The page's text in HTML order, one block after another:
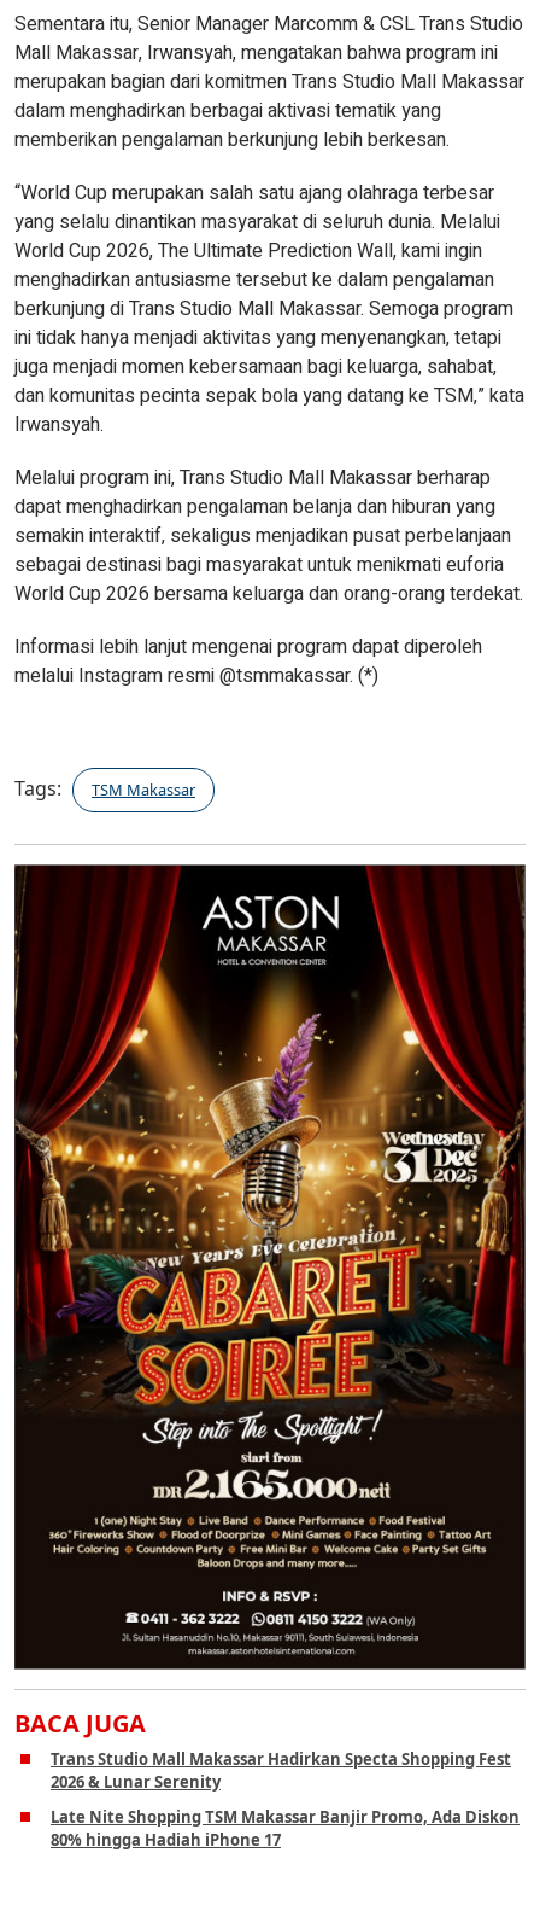
Sementara itu, Senior Manager Marcomm & CSL Trans Studio
Mall Makassar, Irwansyah, mengatakan bahwa program ini
merupakan bagian dari komitmen Trans Studio Mall Makassar
dalam menghadirkan berbagai aktivasi tematik yang
memberikan pengalaman berkunjung lebih berkesan.
“World Cup merupakan salah satu ajang olahraga terbesar
yang selalu dinantikan masyarakat di seluruh dunia. Melalui
World Cup 2026, The Ultimate Prediction Wall, kami ingin
menghadirkan antusiasme tersebut ke dalam pengalaman
berkunjung di Trans Studio Mall Makassar. Semoga program
ini tidak hanya menjadi aktivitas yang menyenangkan, tetapi
juga menjadi momen kebersamaan bagi keluarga, sahabat,
dan komunitas pecinta sepak bola yang datang ke TSM,” kata
Irwansyah.
Melalui program ini, Trans Studio Mall Makassar berharap
dapat menghadirkan pengalaman belanja dan hiburan yang
semakin interaktif, sekaligus menjadikan pusat perbelanjaan
sebagai destinasi bagi masyarakat untuk menikmati euforia
World Cup 2026 bersama keluarga dan orang-orang terdekat.
Informasi lebih lanjut mengenai program dapat diperoleh
melalui Instagram resmi @tsmmakassar. (*)
Tags: TSM Makassar
BACA JUGA
Trans Studio Mall Makassar Hadirkan Specta Shopping Fest
2026 & Lunar Serenity
Late Nite Shopping TSM Makassar Banjir Promo, Ada Diskon
80% hingga Hadiah iPhone 17